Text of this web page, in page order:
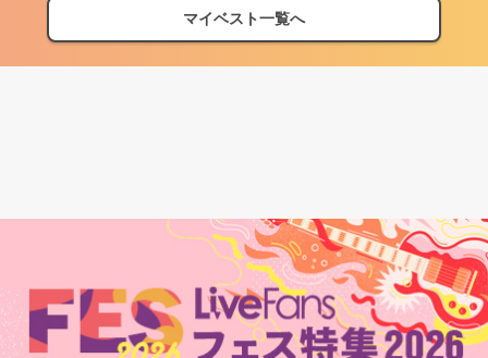
マイベスト一覧へ